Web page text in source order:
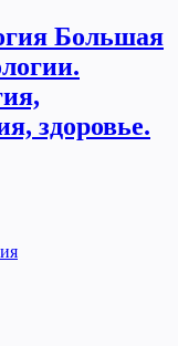
Большая
здоровье.